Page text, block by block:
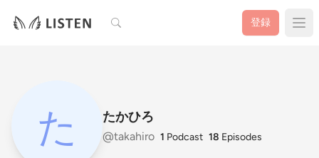
検索 登録
たかひろ
@takahiro 1 Podcast 18 Episodes